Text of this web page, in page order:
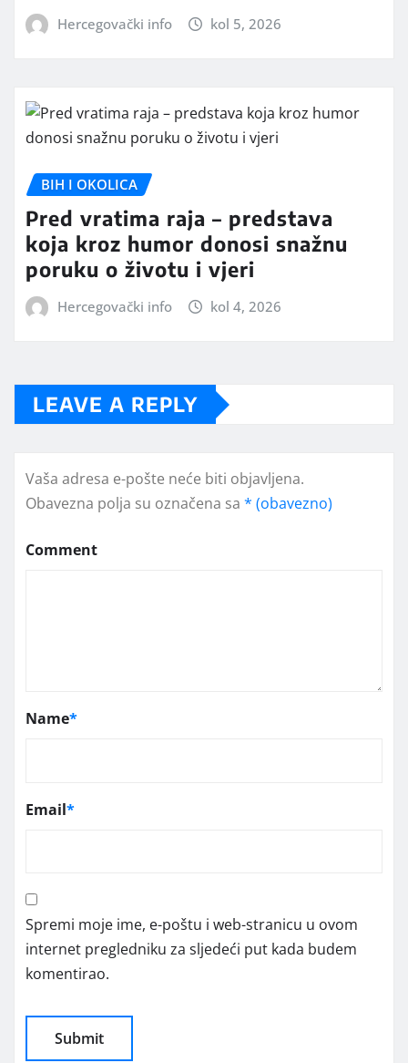
Hercegovački info kol 5, 2026
BIH I OKOLICA
Pred vratima raja – predstava
koja kroz humor donosi snažnu
poruku o životu i vjeri
Hercegovački info kol 4, 2026
LEAVE A REPLY
Vaša adresa e-pošte neće biti objavljena.
Obavezna polja su označena sa * (obavezno)
Comment
Name*
Email*
Spremi moje ime, e-poštu i web-stranicu u ovom
internet pregledniku za sljedeći put kada budem
komentirao.